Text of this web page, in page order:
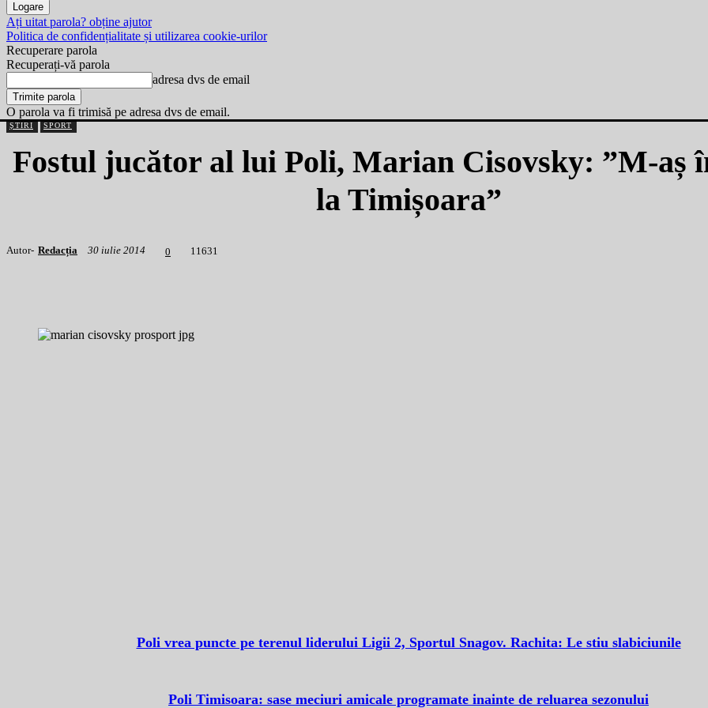
Ați uitat parola? obține ajutor
Politica de confidențialitate și utilizarea cookie-urilor
Recuperare parola
Recuperați-vă parola
adresa dvs de email
O parola va fi trimisă pe adresa dvs de email.
ȘTIRI SPORT
Fostul jucător al lui Poli, Marian Cisovsky: ”M-aș
la Timișoara”
Autor- Redacția 30 iulie 2014 0 1 1631
Poli vrea puncte pe terenul liderului Ligii 2, Sportul Snagov. Rachita: Le stiu slabiciunile
Poli Timisoara: sase meciuri amicale programate inainte de reluarea sezonului